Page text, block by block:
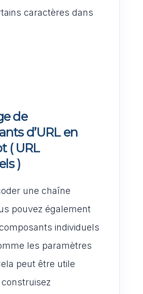
caractères dans
de
d’URL en
( URL
)
une chaîne
pouvez également
individuels
les paramètres
peut être utile